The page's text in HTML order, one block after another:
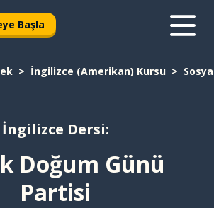
Başla
İngilizce (Amerikan) Kursu
İngilizce Dersi:
Doğum Günü
Partisi